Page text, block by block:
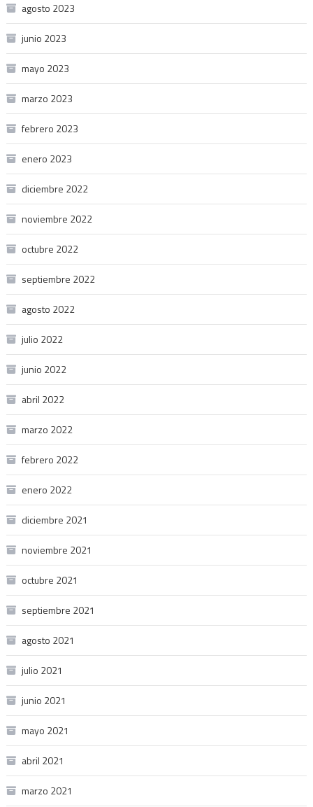
agosto 2023
junio 2023
mayo 2023
marzo 2023
febrero 2023
enero 2023
diciembre 2022
noviembre 2022
octubre 2022
septiembre 2022
agosto 2022
julio 2022
junio 2022
abril 2022
marzo 2022
febrero 2022
enero 2022
diciembre 2021
noviembre 2021
octubre 2021
septiembre 2021
agosto 2021
julio 2021
junio 2021
mayo 2021
abril 2021
marzo 2021